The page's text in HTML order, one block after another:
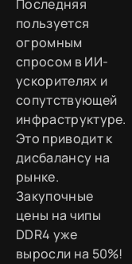
Последняя
пользуется
огромным
спросом в ИИ-
ускорителях и
сопутствующей
инфраструктуре.
Это приводит к
дисбалансу на
рынке.
Закупочные
цены на чипы
DDR4 уже
выросли на 50%!